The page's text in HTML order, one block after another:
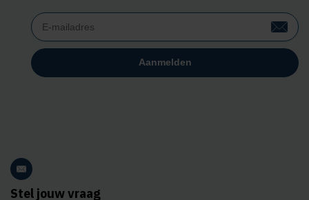
Stel jouw vraag